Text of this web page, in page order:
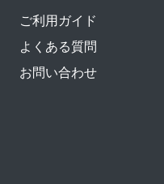
ご利用ガイド
よくある質問
お問い合わせ